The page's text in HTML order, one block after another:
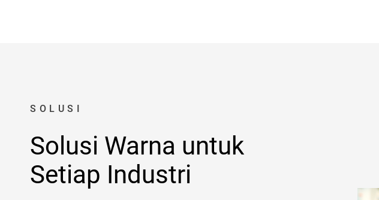
SOLUSI
Solusi Warna untuk
Setiap Industri